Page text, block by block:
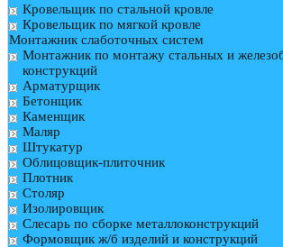
Кровельщик по стальной кровле
Кровельщик по мягкой кровле
Монтажник слаботочных систем
Монтажник по монтажу стальных и
конструкций
Арматурщик
Бетонщик
Каменщик
Маляр
Штукатур
Облицовщик-плиточник
Плотник
Столяр
Изолировщик
Слесарь по сборке металлоконструкций
Формовщик ж/б изделий и конструкций